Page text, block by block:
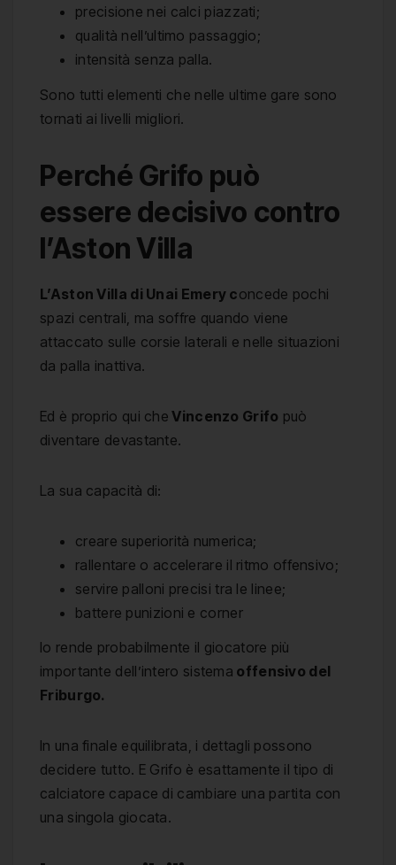
precisione nei calci piazzati;
qualità nell’ultimo passaggio;
intensità senza palla.
Sono tutti elementi che nelle ultime gare sono
tornati ai livelli migliori.
Perché Grifo può
essere decisivo contro
l’Aston Villa
L’Aston Villa di Unai Emery concede pochi
spazi centrali, ma soffre quando viene
attaccato sulle corsie laterali e nelle situazioni
da palla inattiva.
Ed è proprio qui che Vincenzo Grifo può
diventare devastante.
La sua capacità di:
creare superiorità numerica;
rallentare o accelerare il ritmo offensivo;
servire palloni precisi tra le linee;
battere punizioni e corner
lo rende probabilmente il giocatore più
importante dell’intero sistema offensivo del
Friburgo.
In una finale equilibrata, i dettagli possono
decidere tutto. E Grifo è esattamente il tipo di
calciatore capace di cambiare una partita con
una singola giocata.